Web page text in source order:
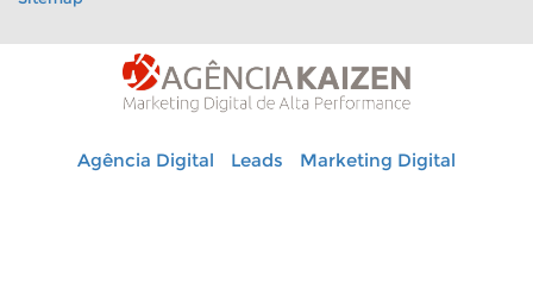
Agência Digital Leads Marketing Digital